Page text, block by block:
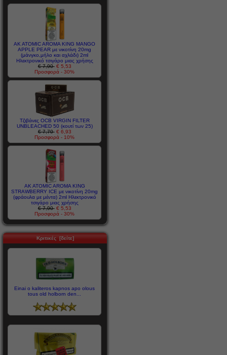
AK ATOMIC AROMA KING MANGO
APPLE PEAR με νικοτίνη 20mg
(μάνγκο,μήλο και αχλάδι) 2ml
Ηλεκτρονικό τσιγάρο μιας χρήσης
€ 7,90 € 5,53
Προσφορά - 30%
Τζιβάνες OCB VIRGIN FILTER
UNBLEACHED 50 (κουτί των 25)
€ 7,70 € 6,93
Προσφορά - 10%
AK ATOMIC AROMA KING
STRAWBERRY ICE με νικοτίνη 20mg
(φράουλα με μέντα) 2ml Ηλεκτρονικό
τσιγάρο μιας χρήσης
€ 7,90 € 5,53
Προσφορά - 30%
Κριτικές [δείτε]
Einai o kaliteros kapnos apo olous
tous old holborn den...